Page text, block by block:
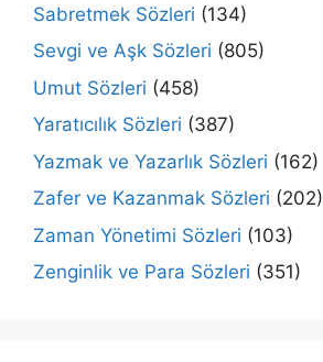
Sabretmek Sözleri (134)
Sevgi ve Aşk Sözleri (805)
Umut Sözleri (458)
Yaratıcılık Sözleri (387)
Yazmak ve Yazarlık Sözleri (162)
Zafer ve Kazanmak Sözleri (202)
Zaman Yönetimi Sözleri (103)
Zenginlik ve Para Sözleri (351)